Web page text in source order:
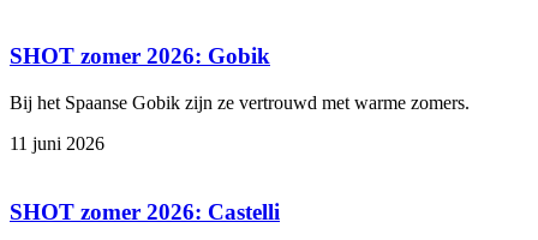
SHOT zomer 2026: Gobik
Bij het Spaanse Gobik zijn ze vertrouwd met warme zomers.
11 juni 2026
SHOT zomer 2026: Castelli